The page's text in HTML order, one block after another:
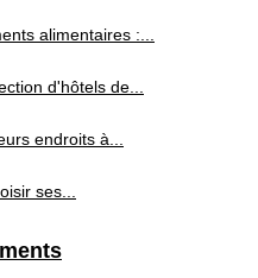
alimentaires :...
d'hôtels de...
endroits à...
ses...